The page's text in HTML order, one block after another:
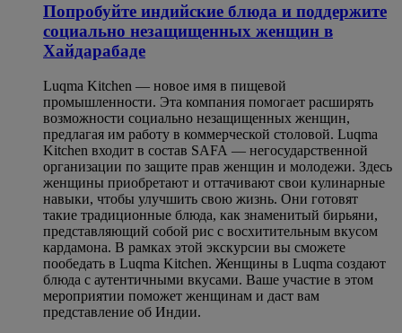
Попробуйте индийские блюда и поддержите
социально незащищенных женщин в
Хайдарабаде
Luqma Kitchen — новое имя в пищевой
промышленности. Эта компания помогает расширять
возможности социально незащищенных женщин,
предлагая им работу в коммерческой столовой. Luqma
Kitchen входит в состав SAFA — негосударственной
организации по защите прав женщин и молодежи. Здесь
женщины приобретают и оттачивают свои кулинарные
навыки, чтобы улучшить свою жизнь. Они готовят
такие традиционные блюда, как знаменитый бирьяни,
представляющий собой рис с восхитительным вкусом
кардамона. В рамках этой экскурсии вы сможете
пообедать в Luqma Kitchen. Женщины в Luqma создают
блюда с аутентичными вкусами. Ваше участие в этом
мероприятии поможет женщинам и даст вам
представление об Индии.